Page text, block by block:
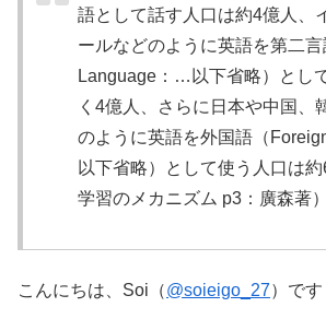
語として話す人口は約4億人、
ールなどのように英語を第二
Language：…以下省略）とし
く4億人、さらに日本や中国、
のように英語を外国語（
以下省略）として使う人口は
学習のメカニズム p3：廣森著）
こんにちは、Soi（@soieigo_27）です